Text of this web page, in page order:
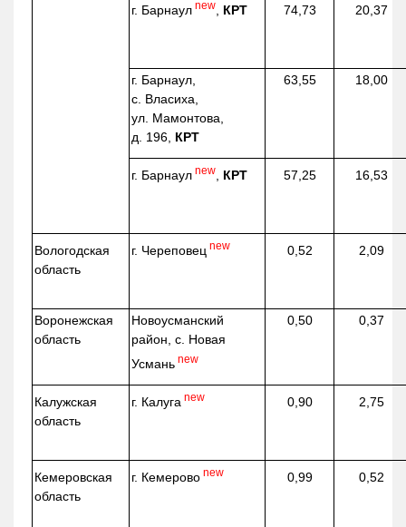
г. Барнаул new КРТ 74,73 20,37
г. Барнаул,
с. Власиха,
ул. Мамонтова,
д. 196, КРТ
63,55 18,00
г. Барнаул new КРТ 57,25 16,53
Вологодская
область
г. Череповец new 0,52 2,09
Воронежская
область
Новоусманский
район, с. Новая
Усмань new
0,50 0,37
Калужская
область
г. Калуга new 0,90 2,75
Кемеровская
область
г. Кемерово new 0,99 0,52